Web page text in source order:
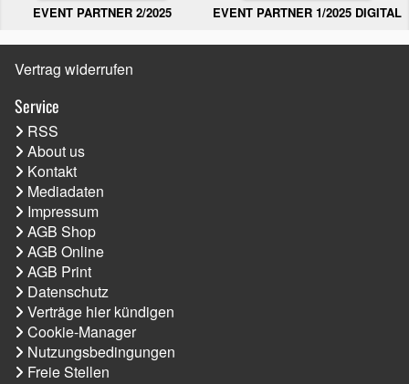
EVENT PARTNER 2/2025 EVENT PARTNER 1/2025 DIGITAL
Vertrag widerrufen
Service
RSS
About us
Kontakt
Mediadaten
Impressum
AGB Shop
AGB Online
AGB Print
Datenschutz
Verträge hier kündigen
Cookie-Manager
Nutzungsbedingungen
Freie Stellen